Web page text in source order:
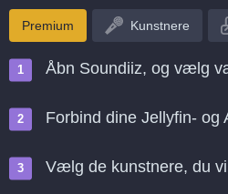
Premium Kunstnere
Åbn Soundiiz, og vælg
Forbind dine Jellyfin- og
Vælg de kunstnere, du